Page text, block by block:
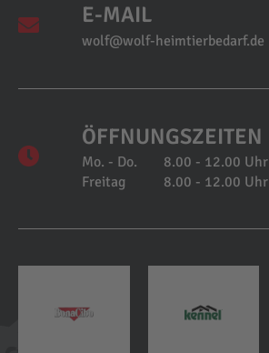
E-MAIL
wolf@wolf-heimtierbedarf.de
ÖFFNUNGSZEITEN
Mo. - Do. 8.00 - 12.00 Uhr
Freitag
8.00 - 12.00 Uhr